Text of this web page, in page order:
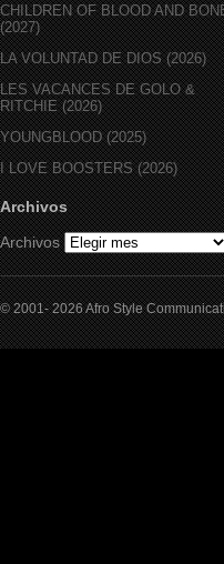
CHILDREN OF BLOOD AND
(2027)
LA VOLUNTAD DE DIOS (2026)
LES VACANCES DE GOLO &
RITCHIE (2026)
YOUNGBLOOD (2025)
I LOVE BOOSTERS (2026)
Archivos
Archivos
© 2001- 2026 Afro Style